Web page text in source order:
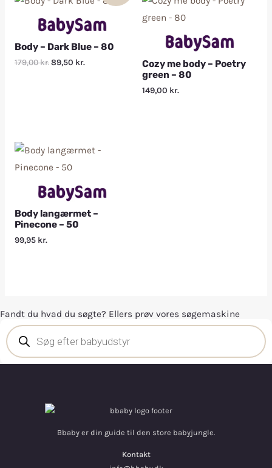
Body – Dark Blue – 80
179,00kr.89,50 kr.
Cozy me body – Poetry
green – 80
149,00 kr.
Body langærmet –
Pinecone – 50
99,95 kr.
Fandt du hvad du søgte? Ellers prøv vores søgemaskine
Bbaby er din guide til den store babyjungle.
Kontakt